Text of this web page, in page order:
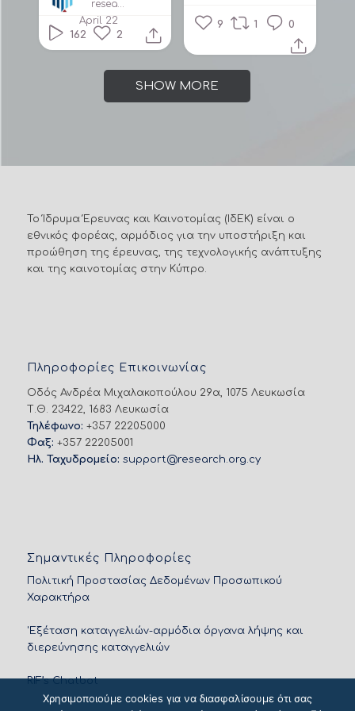
9 1 0
researchandinnovationfound2160
April 22
162 2
SHOW MORE
Το Ίδρυμα Έρευνας και Καινοτομίας (ΙδΕΚ) είναι ο
εθνικός φορέας, αρμόδιος για την υποστήριξη και
προώθηση της έρευνας, της τεχνολογικής ανάπτυξης
και της καινοτομίας στην Κύπρο.
Πληροφορίες Επικοινωνίας
Οδός Ανδρέα Μιχαλακοπούλου 29α, 1075 Λευκωσία
Τ.Θ. 23422, 1683 Λευκωσία
Τηλέφωνο: +357 22205000
Φαξ: +357 22205001
Ηλ. Ταχυδρομείο: support@research.org.cy
Σημαντικές Πληροφορίες
Πολιτική Προστασίας Δεδομένων Προσωπικού
Χαρακτήρα
'Εξέταση καταγγελιών-αρμόδια όργανα λήψης και
διερεύνησης καταγγελιών
RIF’s Chatbot
Χρησιμοποιούμε cookies για να διασφαλίσουμε ότι σας